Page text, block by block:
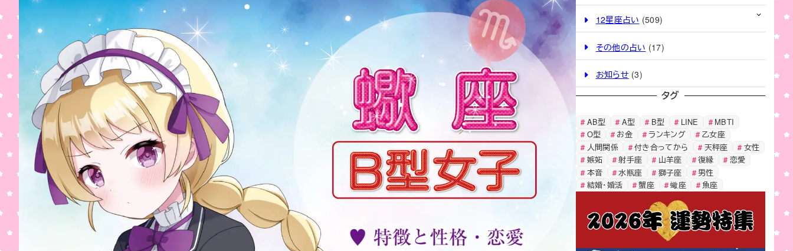
12星座占い (509)
その他の占い (17)
お知らせ (3)
タグ
AB型 A型 B型 LINE
MBTI
O型
お金 ランキング
乙女座
人間関係
付き合ってから 天秤座
女性
嫉妬
射手座 山羊座 復縁
恋愛
本音
水瓶座 獅子座
男性
結婚・婚活
蟹座 蠍座 魚座